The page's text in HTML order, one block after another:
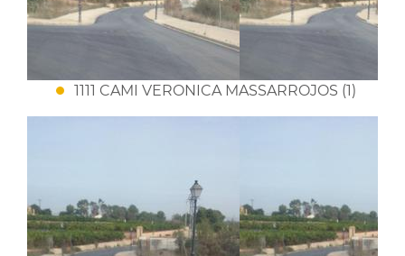
1111 CAMI VERONICA MASSARROJOS (1)